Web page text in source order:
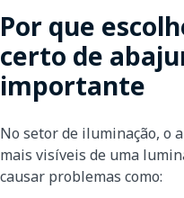
Por que
certo de
importante
No setor de iluminação, o
mais visíveis de uma
causar problemas como: